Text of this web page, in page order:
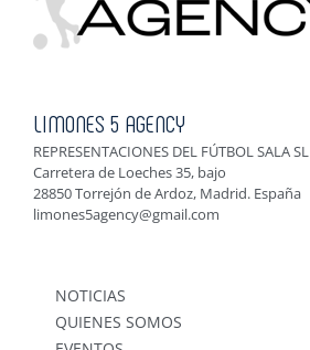
LIMONES 5 AGENCY
REPRESENTACIONES DEL FÚTBOL SALA SL
Carretera de Loeches 35, bajo
28850 Torrejón de Ardoz, Madrid. España
limones5agency@gmail.com
NOTICIAS
QUIENES SOMOS